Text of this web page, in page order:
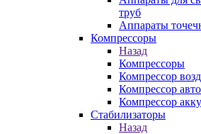
труб
Аппараты
Компрессоры
Назад
Компрессоры
Компрессор
Компрессор
Компрессор
Стабилизаторы
Назад